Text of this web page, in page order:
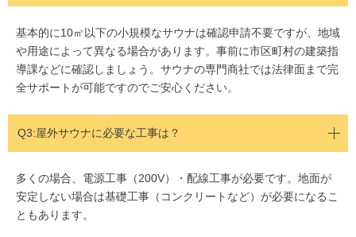
基本的に10㎡以下の小規模なサウナは確認申請不要ですが、地域
や用途によって異なる場合があります。事前に市区町村の建築指
導課などに確認しましょう。サウナの専門商社では法律面まで完
全サポートが可能ですのでご安心ください。
Q3:屋外サウナに必要な工事は？
多くの場合、電源工事（200V）・配線工事が必要です。地面が
安定しない場合は基礎工事（コンクリートなど）が必要になるこ
ともあります。